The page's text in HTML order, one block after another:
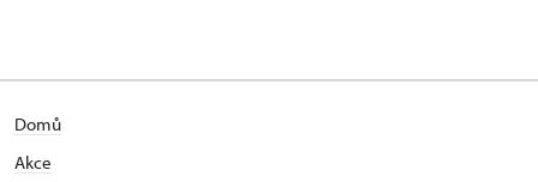
Domů
Akce